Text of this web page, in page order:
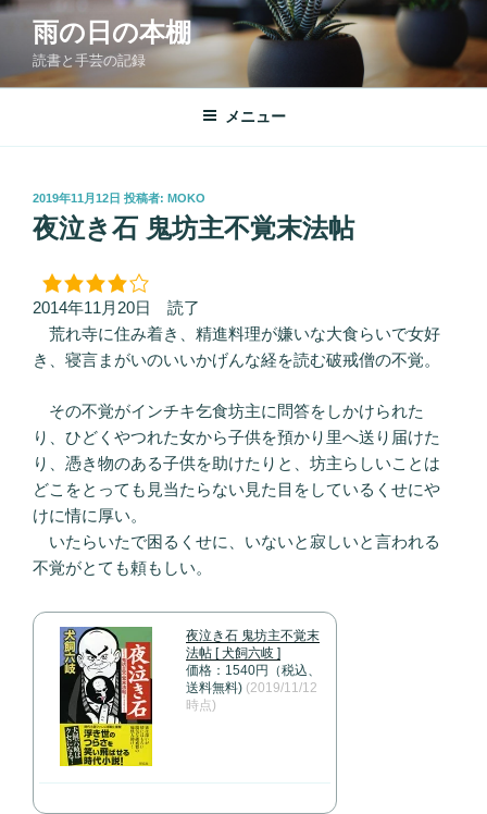
コ
ン
へ
雨の日の本棚
読書と手芸の記録
メニュー
投
稿
日:
2019年11月12日 投稿者: MOKO
夜泣き石 鬼坊主不覚末法帖
2014年11月20日 読了
荒れ寺に住み着き、精進料理が嫌いな大食らいで女好
き、寝言まがいのいいかげんな経を読む破戒僧の不覚。
その不覚がインチキ乞食坊主に問答をしかけられた
り、ひどくやつれた女から子供を預かり里へ送り届けた
り、憑き物のある子供を助けたりと、坊主らしいことは
どこをとっても見当たらない見た目をしているくせにや
けに情に厚い。
いたらいたで困るくせに、いないと寂しいと言われる
不覚がとても頼もしい。
夜泣き石 鬼坊主不覚末
法帖 [ 犬飼六岐 ]
価格：1540円（税込、
送料無料) (2019/11/12
時点)